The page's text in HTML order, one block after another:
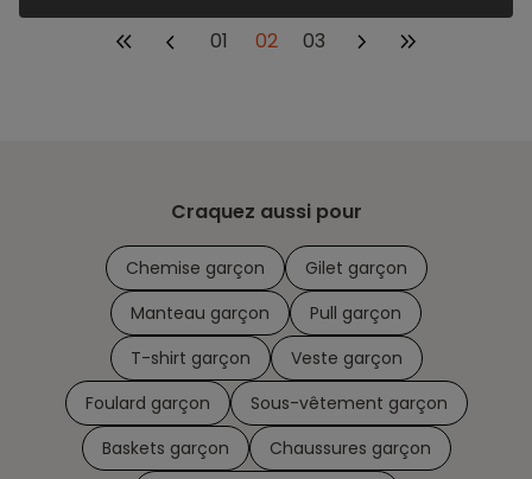
01 02 03
Craquez aussi pour
Chemise garçon
Gilet garçon
Manteau garçon
Pull garçon
T-shirt garçon
Veste garçon
Foulard garçon
Sous-vêtement garçon
Baskets garçon
Chaussures garçon